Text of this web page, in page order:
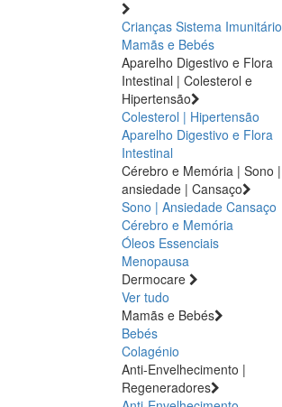
Crianças Sistema Imunitário
Mamãs e Bebés
Aparelho Digestivo e Flora
Intestinal | Colesterol e
Hipertensão
Colesterol | Hipertensão
Aparelho Digestivo e Flora
Intestinal
Cérebro e Memória | Sono |
ansiedade | Cansaço
Sono | Ansiedade Cansaço
Cérebro e Memória
Óleos Essenciais
Menopausa
Dermocare
Ver tudo
Mamãs e Bebés
Bebés
Colagénio
Anti-Envelhecimento |
Regeneradores